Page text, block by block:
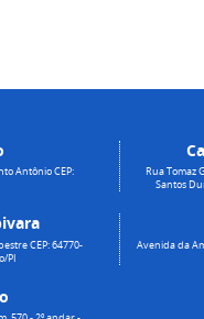
Antônio CEP:
CEP: 64770-
PI
Rua Tomaz
Santos
Avenida da